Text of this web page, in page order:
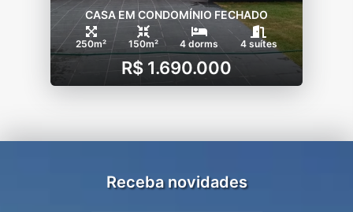
CASA EM CONDOMÍNIO FECHADO
250m² 150m² 4 dorms 4 suítes
R$ 1.690.000
Receba novidades